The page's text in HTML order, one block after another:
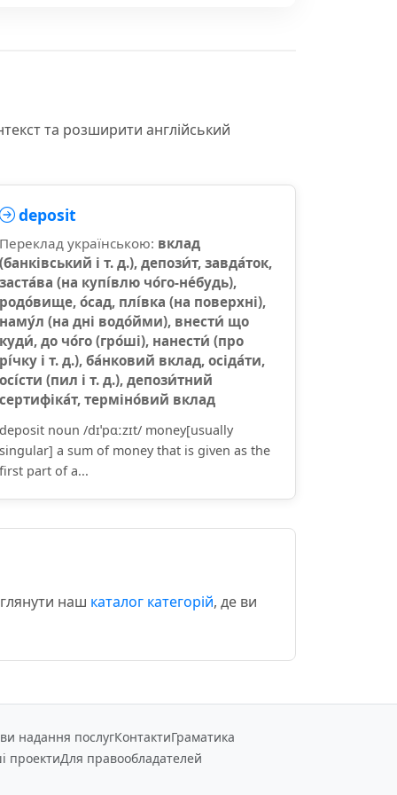
та розширити англійський
deposit
Переклад українською: вклад
(банківський і т. д.), депози́т, завда́ток,
заста́ва (на купі́влю чо́го-не́будь),
родо́вище, о́сад, плі́вка (на поверхні),
наму́л (на дні водо́йми), внести́ що
куди́, до чо́го (гро́ші), нанести́ (про
рі́чку і т. д.), ба́нковий вклад, осіда́ти,
осі́сти (пил і т. д.), депози́тний
сертифіка́т, терміно́вий вклад
deposit noun /dɪˈpɑːzɪt/ money[usually
singular] a sum of money that is given as the
first part of a...
наш каталог категорій, де ви
надання послугКонтактиГраматика
проектиДля правообладателей